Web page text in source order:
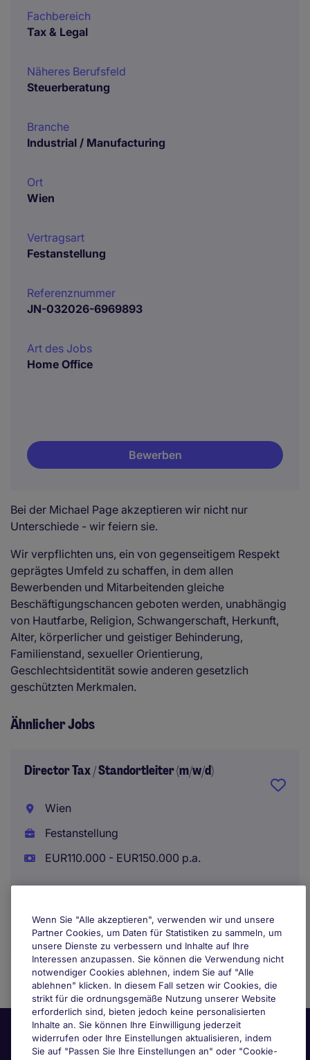
Fachbereich
Tax & Legal
Näheres Berufsfeld
Steuerberatung
Branche
Industrial / Manufacturing
Ort
Wien
Vertragsart
Festanstellung
Referenznummer
JN-032026-6969893
Art des Jobs
Home Office
Bewerben
Bei der Michael Page akzeptieren wir nicht nur
Unterschiede - wir feiern sie.
Wir verpflichten uns, ein von gegenseitigem Respekt
geprägtes Umfeld zu schaffen, in dem allen
Bewerbenden und Mitarbeitenden gleiche
Beschäftigungschancen geboten werden, unabhängig
von Hautfarbe, Religion, Schwangerschaft, Herkunft,
Alter, körperlicher und geistiger Behinderung,
Familienstand, sexueller Orientierung,
Geschlechtsidentität sowie anderen gesetzlich
geschützten Merkmalen.
Ähnlicher Jobs
Director Tax / Standortleiter (m/w/d)
Wien
Festanstellung
EUR110.000 - EUR150.000 p.a.
Wenn Sie "Alle akzeptieren", verwenden wir und unsere
Partner Cookies, um Daten für Statistiken zu sammeln, um
unsere Dienste zu verbessern und Inhalte auf Ihre
Interessen anzupassen. Sie können die Verwendung nicht
notwendiger Cookies ablehnen, indem Sie auf "Alle
ablehnen" klicken. In diesem Fall setzen wir Cookies, die
strikt für die ordnungsgemäße Nutzung unserer Website
erforderlich sind, bieten jedoch keine personalisierten
Inhalte an. Sie können Ihre Einwilligung jederzeit
widerrufen oder Ihre Einstellungen aktualisieren, indem
Sie auf "Passen Sie Ihre Einstellungen an" oder "Cookie-